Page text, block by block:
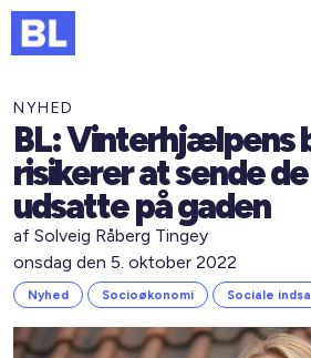
Genveje
Find medarbejder
Kurser og arrangementer
Jobportalen
MitBL
NYHED
BL: Vinterhjælpens
risikerer at sende
udsatte på gaden
af Solveig Råberg Tingey
onsdag den 5. oktober 2022
Nyhed Socioøkonomi Sociale